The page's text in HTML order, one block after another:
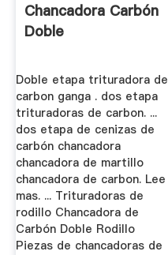
Chancadora Carbón
Doble
Doble etapa trituradora de
carbon ganga . dos etapa
trituradoras de carbon. ...
dos etapa de cenizas de
carbón chancadora
chancadora de martillo
chancadora de carbon. Lee
mas. ... Trituradoras de
rodillo Chancadora de
Carbón Doble Rodillo
Piezas de chancadoras de